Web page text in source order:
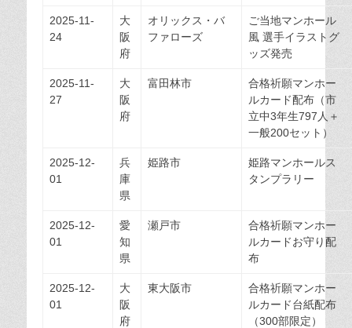
2025-11-
24
大
阪
府
オリックス・バ
ファローズ
ご当地マンホール
風 選手イラストグ
ッズ発売
2025-11-
27
大
阪
府
富田林市
合格祈願マンホー
ルカード配布（市
立中3年生797人＋
一般200セット）
2025-12-
01
兵
庫
県
姫路市
姫路マンホールス
タンプラリー
2025-12-
01
愛
知
県
瀬戸市
合格祈願マンホー
ルカードお守り配
布
2025-12-
01
大
阪
府
東大阪市
合格祈願マンホー
ルカード台紙配布
（300部限定）